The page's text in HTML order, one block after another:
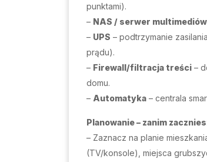
punktami).
– NAS / serwer multimediów
– UPS – podtrzymanie
prądu).
– Firewall/filtracja treści –
domu.
– Automatyka – centrala
Planowanie – zanim
– Zaznacz na planie
(TV/konsole), miejsca